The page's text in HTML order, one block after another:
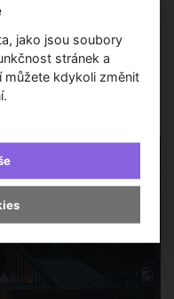
2025 s rekordními
jednu z největších
by měla začít výstavba
který výrazně posílí
zdravotní péče v
jako jsou soubory
stránek a
můžete kdykoli změnit